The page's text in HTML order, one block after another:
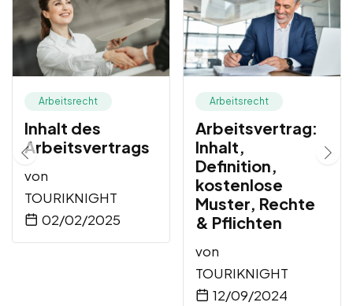
Arbeitsrecht
Inhalt des
Arbeitsvertrags
von
TOURIKNIGHT
02/02/2025
Arbeitsrecht
Arbeitsvertrag:
Inhalt,
Definition,
kostenlose
Muster, Rechte
& Pflichten
von
TOURIKNIGHT
12/09/2024